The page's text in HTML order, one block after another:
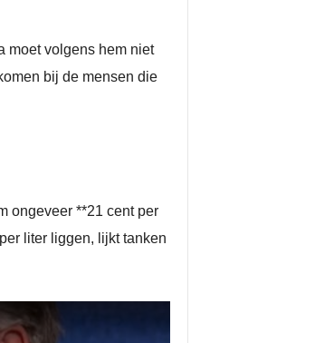
moet volgens hem niet
bij de mensen die
ongeveer **21 cent per
liter liggen, lijkt tanken